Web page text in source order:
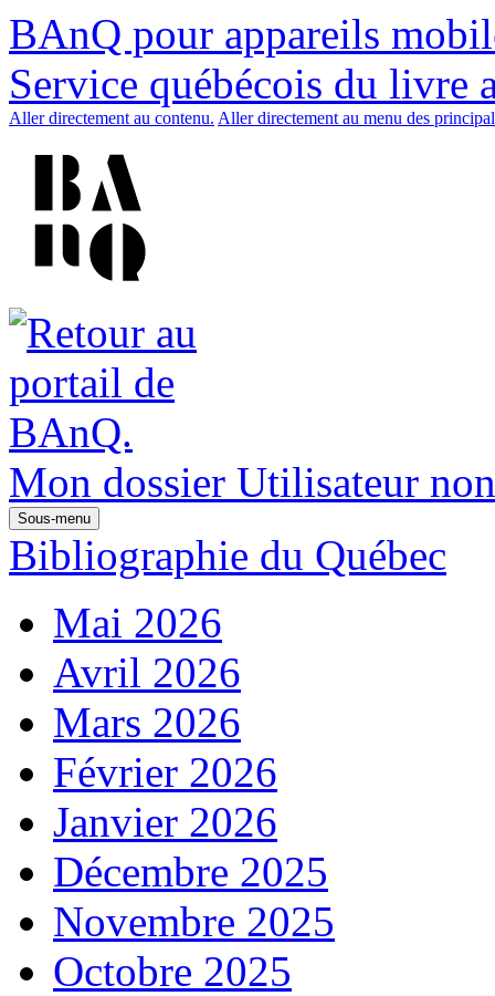
BAnQ pour appareils
Service québécois du livre
Aller directement au contenu. Aller directement au menu des
Mon dossier Utilisateur
Sous-menu
Bibliographie du Québec
Mai 2026
Avril 2026
Mars 2026
Février 2026
Janvier 2026
Décembre 2025
Novembre 2025
Octobre 2025